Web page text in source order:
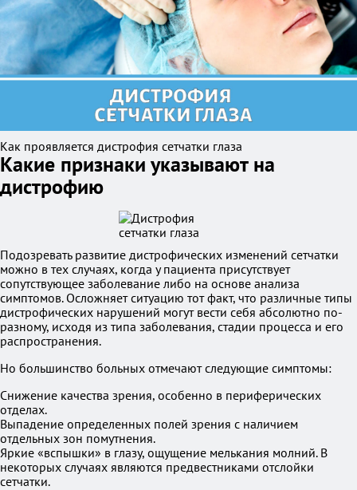
Как проявляется дистрофия сетчатки глаза
Какие признаки указывают на
дистрофию
Подозревать развитие дистрофических изменений сетчатки
можно в тех случаях, когда у пациента присутствует
сопутствующее заболевание либо на основе анализа
симптомов. Осложняет ситуацию тот факт, что различные типы
дистрофических нарушений могут вести себя абсолютно по-
разному, исходя из типа заболевания, стадии процесса и его
распространения.
Но большинство больных отмечают следующие симптомы:
Снижение качества зрения, особенно в периферических
отделах.
Выпадение определенных полей зрения с наличием
отдельных зон помутнения.
Яркие «вспышки» в глазу, ощущение мелькания молний. В
некоторых случаях являются предвестниками отслойки
сетчатки.